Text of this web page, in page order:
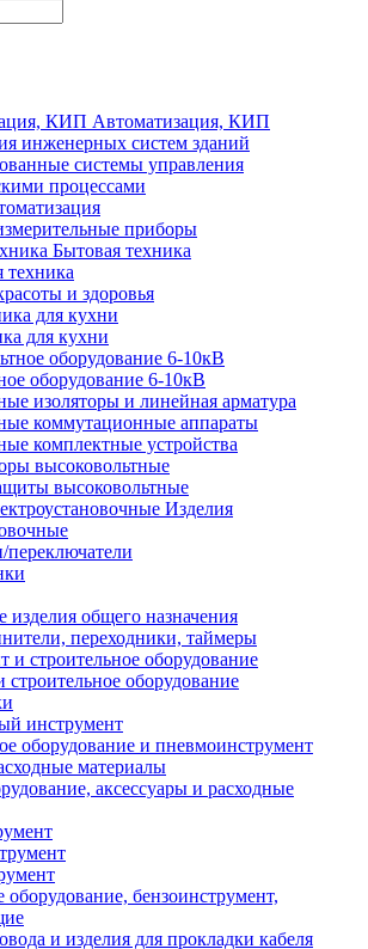
Автоматизация, КИП
инженерных систем зданий
системы управления
процессами
приборы
Бытовая техника
техника
и здоровья
для кухни
для кухни
оборудование 6-10кВ
изоляторы и линейная арматура
коммутационные аппараты
комплектные устройства
высоковольтные
высоковольтные
Изделия
изделия общего назначения
переходники, таймеры
оборудование
инструмент
оборудование и пневмоинструмент
материалы
аксессуары и расходные
оборудование, бензоинструмент,